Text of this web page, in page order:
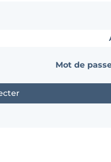
Mot de